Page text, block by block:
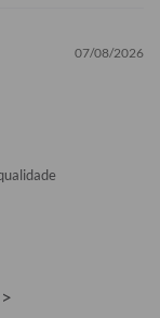
07/08/2026
>